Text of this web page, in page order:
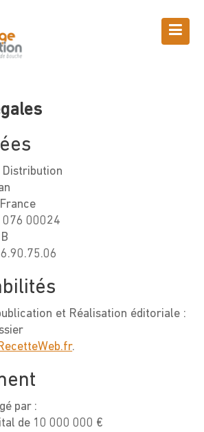
légales
Distribution
076 00024
et Réalisation éditoriale :
.
par :
de 10 000 000 €